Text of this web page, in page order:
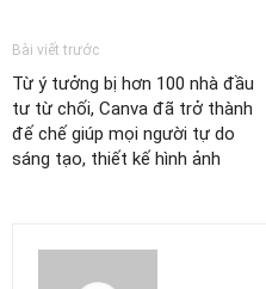
Bài viết trước
Từ ý tưởng bị hơn 100 nhà đầu
tư từ chối, Canva đã trở thành
đế chế giúp mọi người tự do
sáng tạo, thiết kế hình ảnh